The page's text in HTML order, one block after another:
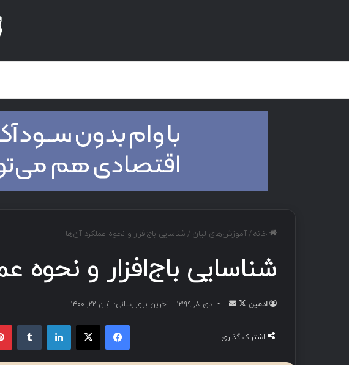
خانه/آموزش‌های لیان / شناسایی باج‌افزار و نحوه عملکرد آن‌ها
شناسایی باج‌افزار و نحوه
ادمین دی ۸, ۱۳۹۹ آخرین بروزرسانی: آبان ۲۲, ۱۴۰۰
اشتراک گذاری